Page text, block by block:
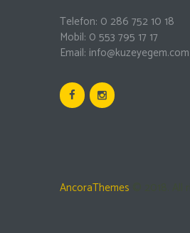
Telefon: 0 286 752 10 18
Mobil: 0 553 795 17 17
Email: info@kuzeyegem.com
AncoraThemes